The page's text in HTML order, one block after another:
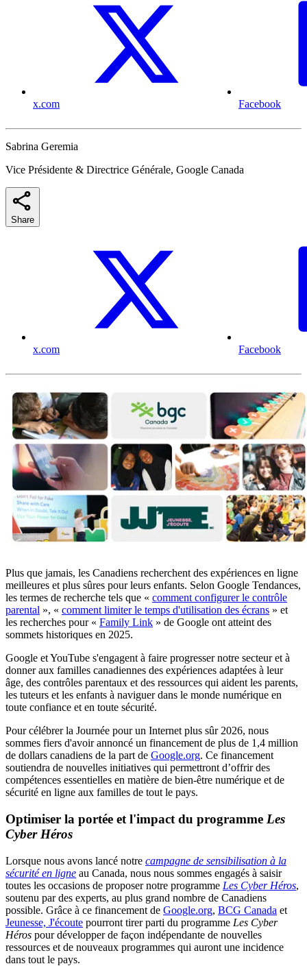
x.com Facebook
Sabrina Geremia
Vice Présidente & Directrice Générale, Google Canada
Share
x.com Facebook
Plus que jamais, les Canadiens recherchent des expériences en ligne
meilleures et plus sûres pour leurs enfants. Selon Google Tendances,
les termes de recherche tels que « comment configurer le contrôle
parental », « comment limiter le temps d'utilisation des écrans » et
les recherches pour « Family Link » de Google ont atteint des
sommets historiques en 2025.
Google et YouTube s'engagent à faire progresser notre secteur et à
donner aux familles canadiennes des expériences adaptées à leur
âge, des contrôles parentaux et des ressources qui aident les parents,
les tuteurs et les enfants à naviguer dans le monde numérique en
toute confiance et en toute sécurité.
Pour célébrer la Journée pour un Internet plus sûr 2026, nous
sommes fiers d'avoir annoncé un financement de plus de 1,4 million
de dollars canadiens de la part de Google.org. Ce financement
soutiendra de nouvelles initiatives qui permettront d’offrir des
compétences essentielles en matière de bien-être numérique et de
sécurité en ligne aux familles de tout le pays.
Optimiser la portée et l'impact du programme Les
Cyber Héros
Lorsque nous avons lancé notre campagne de sensibilisation à la
sécurité en ligne au Canada, nous nous sommes engagés à saisir
toutes les occasions de proposer notre programme Les Cyber Héros,
soutenu par des experts, au plus grand nombre de Canadiens
possible. Grâce à ce financement de Google.org, BCG Canada et
Jeunesse, J'écoute pourront tirer parti du programme Les Cyber
Héros pour développer de façon indépendante de nouvelles
ressources et de nouveaux programmes qui auront une incidence
dans tout le pays.